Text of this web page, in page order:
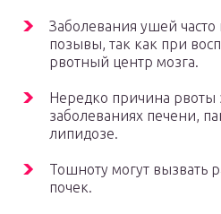
Заболевания ушей
позывы, так как при
рвотный центр мозга.
Нередко причина рвоты
заболеваниях печени,
липидозе.
Тошноту могут вызвать
почек.